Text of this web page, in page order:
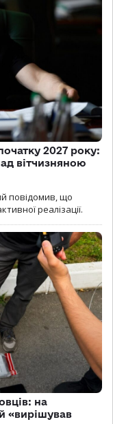
2027 року:
вітчизняною
повідомив, що
реалізації.
на
«вирішував